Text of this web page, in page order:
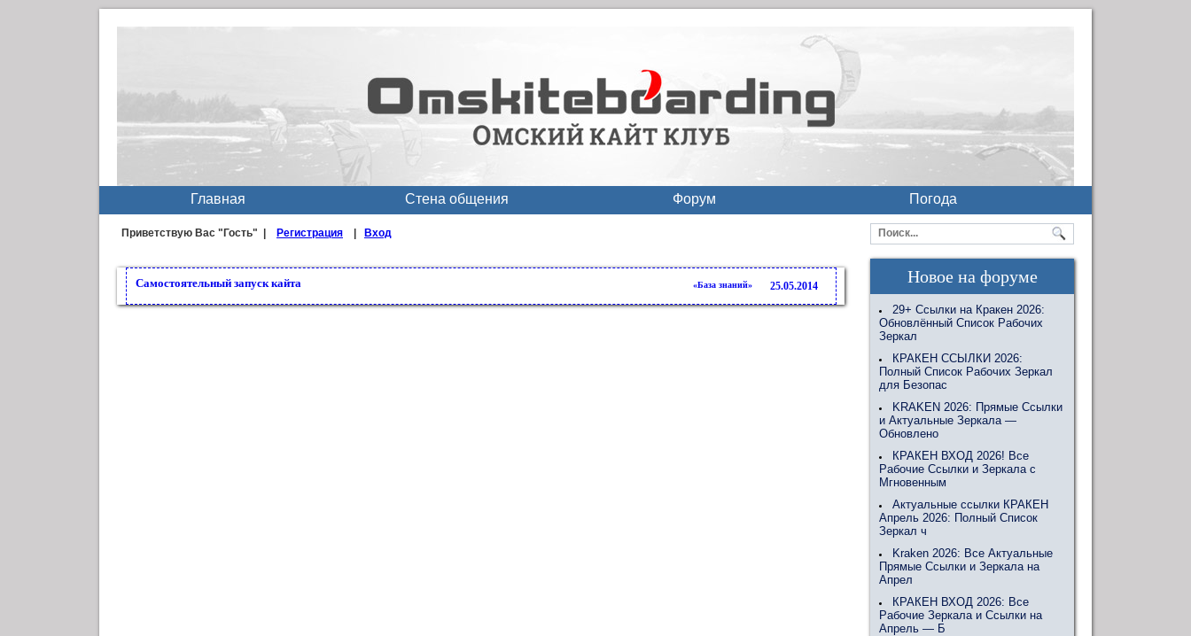
Главная Стена общения Форум Погода
Приветствую Вас "Гость" | Регистрация Вход
Самостоятельный запуск кайта 25.05.2014
«База знаний» Новое на форуме
29+ Ссылки на Кракен 2026:
Обновлённый Список Рабочих
Зеркал
КРАКЕН ССЫЛКИ 2026:
Полный Список Рабочих Зеркал
для Безопас
KRAKEN 2026: Прямые Ссылки
и Актуальные Зеркала —
Обновлено
КРАКЕН ВХОД 2026! Все
Рабочие Ссылки и Зеркала с
Мгновенным
Актуальные ссылки КРАКЕН
Апрель 2026: Полный Список
Зеркал ч
Kraken 2026: Все Актуальные
Прямые Ссылки и Зеркала на
Апрел
КРАКЕН ВХОД 2026: Все
Рабочие Зеркала и Ссылки на
Апрель — Б